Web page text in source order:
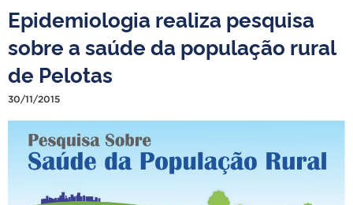
Epidemiologia realiza pesquisa
sobre a saúde da população rural
de Pelotas
30/11/2015